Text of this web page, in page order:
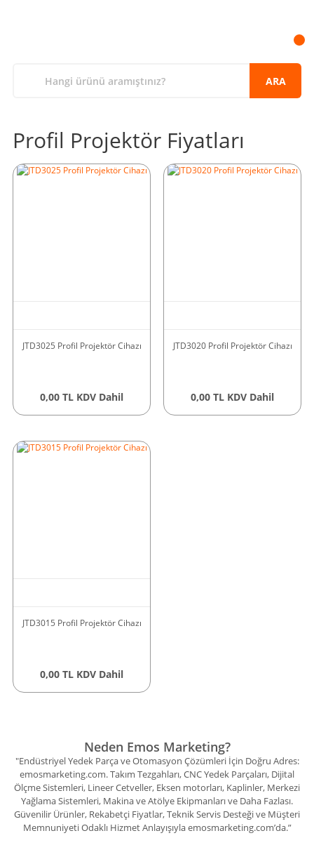
ARA
Profil Projektör Fiyatları
JTD3025 Profil Projektör Cihazı
0,00 TL KDV Dahil
JTD3020 Profil Projektör Cihazı
0,00 TL KDV Dahil
JTD3015 Profil Projektör Cihazı
0,00 TL KDV Dahil
Neden Emos Marketing?
"Endüstriyel Yedek Parça ve Otomasyon Çözümleri İçin Doğru Adres:
emosmarketing.com. Takım Tezgahları, CNC Yedek Parçaları, Dijital
Ölçme Sistemleri, Lineer Cetveller, Eksen motorları, Kaplinler, Merkezi
Yağlama Sistemleri, Makina ve Atölye Ekipmanları ve Daha Fazlası.
Güvenilir Ürünler, Rekabetçi Fiyatlar, Teknik Servis Desteği ve Müşteri
Memnuniyeti Odaklı Hizmet Anlayışıyla emosmarketing.com’da.”